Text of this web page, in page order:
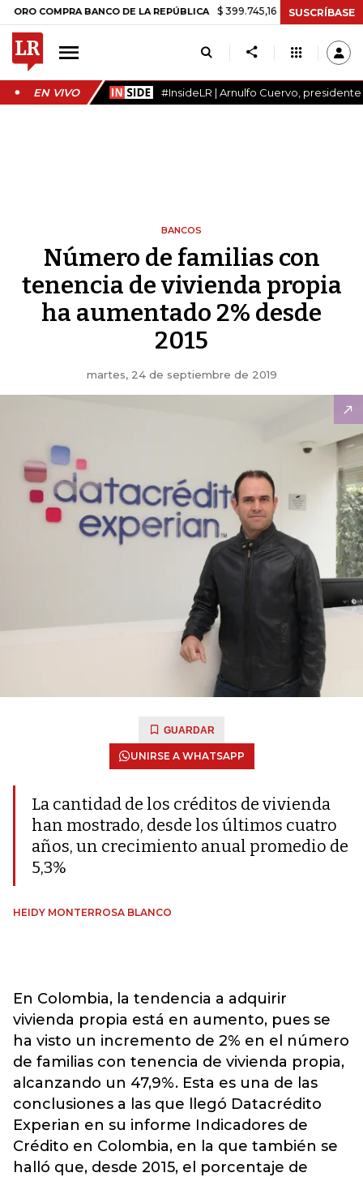
COMPRA BANCO DE LA REPÚBLICA $ 399.745,16 +$ 2.295,71 +0,58%
SUSCRÍBASE
EN VIVO #InsideLR | Arnulfo Cuervo,
BANCOS
Número de familias con
tenencia de vivienda propia
ha aumentado 2% desde
2015
martes, 24 de septiembre de 2019
GUARDAR
UNIRSE A WHATSAPP
La cantidad de los créditos de vivienda
han mostrado, desde los últimos cuatro
años, un crecimiento anual promedio de
5,3%
HEIDY MONTERROSA BLANCO
En Colombia, la tendencia a adquirir
vivienda propia está en aumento, pues se
ha visto un incremento de 2% en el número
de familias con tenencia de vivienda propia,
alcanzando un 47,9%. Esta es una de las
conclusiones a las que llegó Datacrédito
Experian en su informe Indicadores de
Crédito en Colombia, en la que también se
halló que, desde 2015, el porcentaje de